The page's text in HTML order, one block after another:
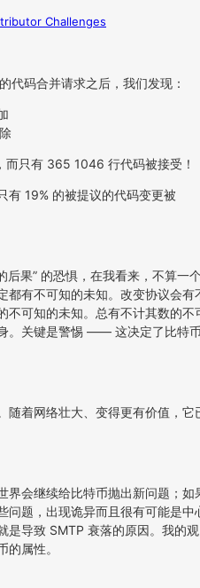
Challenges
代码合并请求之后，我们发现：
只有 365 1046 行代码被接受！
有 19% 的被提议的代码变更被
后果” 的恐惧，在我看来，不算一
都有不可知的未知。改变协议会有
不可知的未知。总有不计其数的不
。关键是警惕 —— 这决定了比特
随着网络壮大、变得更有价值，它
界会继续给比特币抛出新问题；如
问题，出现诡异而且很有可能是中
是导致 SMTP 衰落的原因。我的观
属性。